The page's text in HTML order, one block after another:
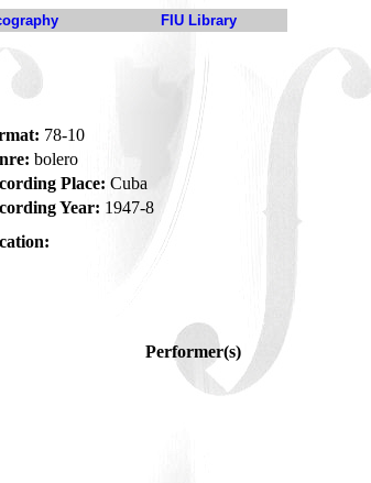
FIU Library
78-10
bolero
Place: Cuba
Year: 1947-8
Performer(s)